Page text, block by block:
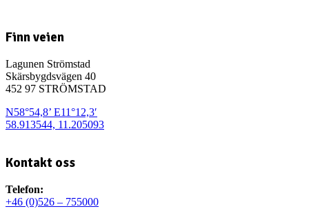
Finn veien
Lagunen Strömstad
Skärsbygdsvägen 40
452 97 STRÖMSTAD
N58°54,8’ E11°12,3′
58.913544, 11.205093
Kontakt oss
Telefon:
+46 (0)526 – 755000